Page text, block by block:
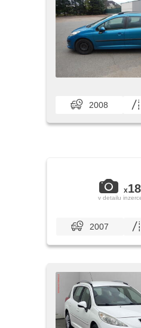
2008
x18
v detailu
2007